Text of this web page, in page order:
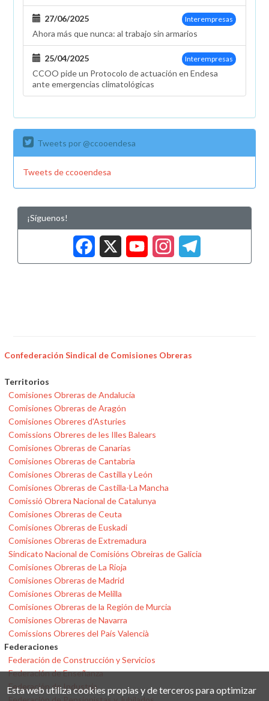
Interempresas
27/06/2025
Ahora más que nunca: al trabajo sin armarios
Interempresas
25/04/2025
CCOO pide un Protocolo de actuación en Endesa
ante emergencias climatológicas
Tweets por @ccooendesa
Tweets de ccooendesa
¡Síguenos!
Facebook
X
Confederación Sindical de Comisiones Obreras
Territorios
Comisiones Obreras de Andalucía
Comisiones Obreras de Aragón
Comisiones Obreres d'Asturies
Comissions Obreres de les Illes Balears
Comisiones Obreras de Canarias
Comisiones Obreras de Cantabria
Comisiones Obreras de Castilla y León
Comisiones Obreras de Castilla-La Mancha
Comissió Obrera Nacional de Catalunya
Comisiones Obreras de Ceuta
Comisiones Obreras de Euskadi
Comisiones Obreras de Extremadura
Sindicato Nacional de Comisións Obreiras de Galicia
Comisiones Obreras de La Rioja
Comisiones Obreras de Madrid
Comisiones Obreras de Melilla
Comisiones Obreras de la Región de Murcia
Comisiones Obreras de Navarra
Comissions Obreres del País Valencià
Federaciones
Federación de Construcción y Servicios
Federación de Enseñanza
Federación de Industria
Esta web utiliza cookies propias y de terceros para optimizar